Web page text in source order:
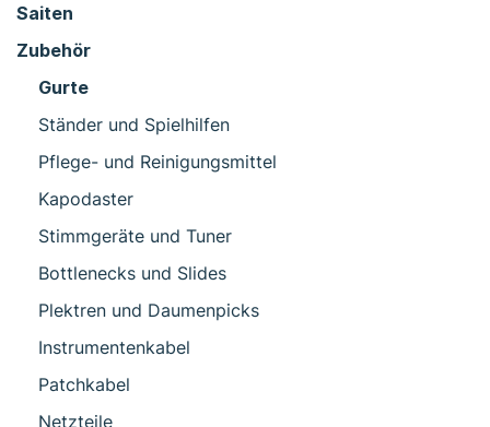
Saiten
Zubehör
Gurte
Ständer und Spielhilfen
Pflege- und Reinigungsmittel
Kapodaster
Stimmgeräte und Tuner
Bottlenecks und Slides
Plektren und Daumenpicks
Instrumentenkabel
Patchkabel
Netzteile